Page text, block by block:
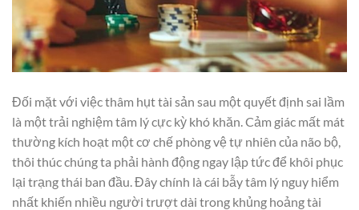
Đối mặt với việc thâm hụt tài sản sau một quyết định sai lầm
là một trải nghiệm tâm lý cực kỳ khó khăn. Cảm giác mất mát
thường kích hoạt một cơ chế phòng vệ tự nhiên của não bộ,
thôi thúc chúng ta phải hành động ngay lập tức để khôi phục
lại trạng thái ban đầu. Đây chính là cái bẫy tâm lý nguy hiểm
nhất khiến nhiều người trượt dài trong khủng hoảng tài